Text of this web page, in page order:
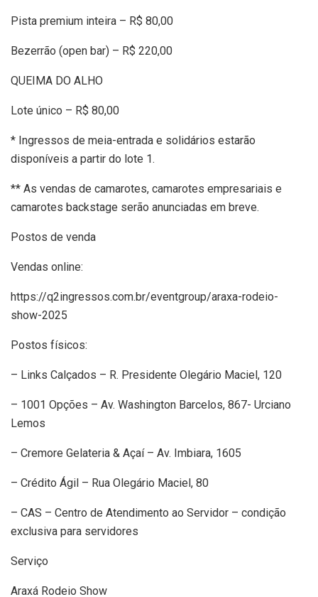
Pista premium inteira – R$ 80,00
Bezerrão (open bar) – R$ 220,00
QUEIMA DO ALHO
Lote único – R$ 80,00
* Ingressos de meia-entrada e solidários estarão
disponíveis a partir do lote 1.
** As vendas de camarotes, camarotes empresariais e
camarotes backstage serão anunciadas em breve.
Postos de venda
Vendas online:
https://q2ingressos.com.br/eventgroup/araxa-rodeio-
show-2025
Postos físicos:
– Links Calçados – R. Presidente Olegário Maciel, 120
– 1001 Opções – Av. Washington Barcelos, 867- Urciano
Lemos
– Cremore Gelateria & Açaí – Av. Imbiara, 1605
– Crédito Ágil – Rua Olegário Maciel, 80
– CAS – Centro de Atendimento ao Servidor – condição
exclusiva para servidores
Serviço
Araxá Rodeio Show